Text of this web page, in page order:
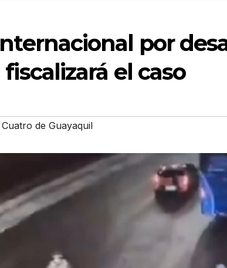
por
el caso
de Guayaquil